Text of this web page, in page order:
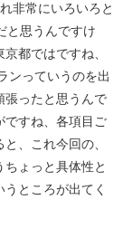
非常にいろいろと
と思うんですけ
都ではですね、
ンっていうのを出
張ったと思うんで
ですね、各項目ご
、これ今回の、
ょっと具体性と
ところが出てく